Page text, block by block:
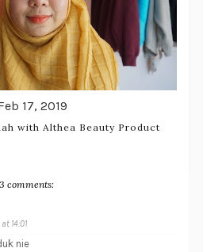
17, 2019
with Althea Beauty Product
comments:
14:01
nie